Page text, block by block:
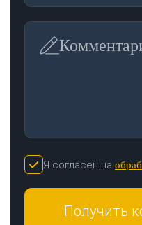
Я согласен на
Получить